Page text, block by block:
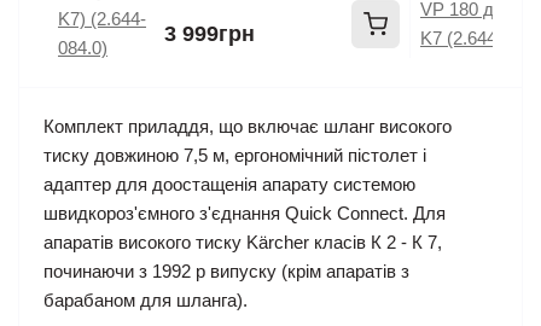
3 999грн
Комплект приладдя, що включає шланг високого
тиску довжиною 7,5 м, ергономічний пістолет і
адаптер для доостащенія апарату системою
швидкороз'ємного з'єднання Quick Connect. Для
апаратів високого тиску Kärcher класів К 2 - К 7,
починаючи з 1992 р випуску (крім апаратів з
барабаном для шланга).